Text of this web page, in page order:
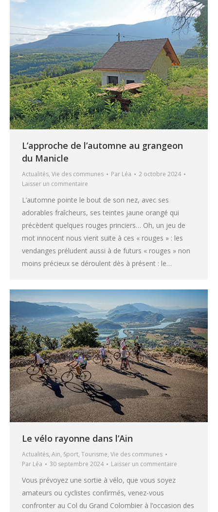
L’approche de l’automne au grangeon
du Manicle
Actualités, Vie des communes Par Léa
2 octobre 2024
Laisser un commentaire
L’automne pointe le bout de son nez, avec ses
adorables fraîcheurs, ses teintes jaune orangé qui
précèdent quelques rouges princiers… Oh, un jeu de
mot innocent nous vient suite à ces « rouges » : les
vendanges préludent aussi à de futurs « rouges » non
moins précieux se déroulent dès à présent : le…
Le vélo rayonne dans l’Ain
Actualités, Ain, Sport, Tourisme, Vie des communes
Par Léa 30 septembre 2024 Laisser un commentaire
Vous prévoyez une sortie à vélo, que vous soyez
amateurs ou cyclistes confirmés, venez-vous
confronter au Col du Grand Colombier à l’occasion des